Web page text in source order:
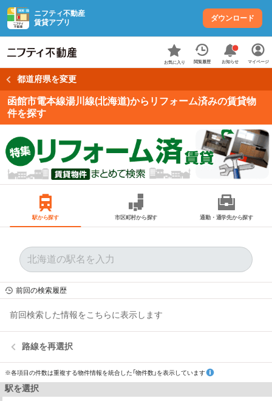
ニフティ不動産
賃貸アプリ
ダウンロード
お気に入り 閲覧履歴 お知らせ マイページ
都道府県を変更
函館市電本線湯川線(北海道)からリフォーム済みの賃貸物
件を探す
駅から探す 市区町村から探す 通勤・通学先から探す
前回の検索履歴
前回検索した情報をこちらに表示します
路線を再選択
※各項目の件数は重複する物件情報を統合した「物件数」を表示しています
駅を選択